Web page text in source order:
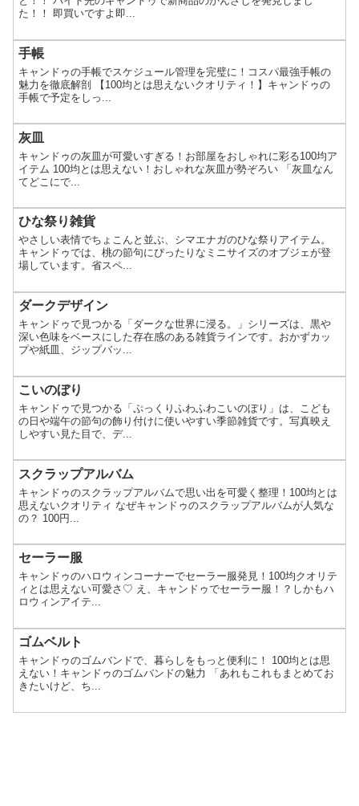
た！！ 即買いですよ即...
手帳
キャンドゥの手帳でスケジュール管理を完璧に！コスパ最強手帳の
魅力を徹底解剖 【100均とは思えないクオリティ！】キャンドゥの
手帳で予定をしっ...
灰皿
キャンドゥの灰皿が可愛いすぎる！お部屋をおしゃれに彩る100均ア
イテム 100均とは思えない！おしゃれな灰皿が勢ぞろい 「灰皿なん
てどこにで...
ひな祭り雑貨
やさしい表情でちょこんと並ぶ、シマエナガのひな祭りアイテム。
キャンドゥでは、桃の節句にぴったりなミニサイズのオブジェが登
場しています。省スペ...
ダークデザイン
キャンドゥで見つかる「ダークな世界に浸る。」シリーズは、黒や
深い色味をベースにした存在感のある雑貨ラインです。おかずカッ
プや紙皿、ジップバッ...
こいのぼり
キャンドゥで見つかる「ぷっくりふわふわこいのぼり」は、こども
の日や端午の節句の飾り付けに使いやすい季節雑貨です。写真映え
しやすい見た目で、デ...
スクラップアルバム
キャンドゥのスクラップアルバムで思い出を可愛く整理！100均とは
思えないクオリティ なぜキャンドゥのスクラップアルバムが人気な
の？ 100円...
セーラー服
キャンドゥのハロウィンコーナーでセーラー服発見！100均クオリテ
ィとは思えない可愛さ♡ え、キャンドゥでセーラー服！？しかもハ
ロウィンアイテ...
ゴムベルト
キャンドゥのゴムバンドで、暮らしをもっと便利に！ 100均とは思
えない！キャンドゥのゴムバンドの魅力 「あれもこれもまとめてお
きたいけど、ち...